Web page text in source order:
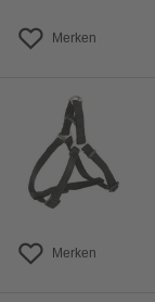
Merken
Merken